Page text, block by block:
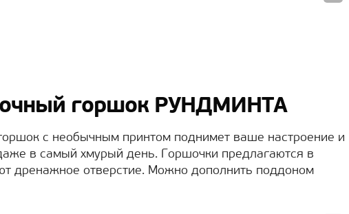
горшок РУНДМИНТА
с необычным принтом поднимет ваше настроение и
в самый хмурый день. Горшочки предлагаются в
дренажное отверстие. Можно дополнить поддоном